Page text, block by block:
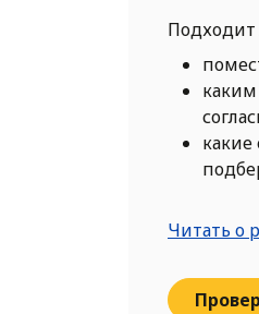
Подходит
Читать о